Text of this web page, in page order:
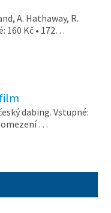
A. Hathaway, R.
160 Kč • 172…
dabing. Vstupné:
omezení …